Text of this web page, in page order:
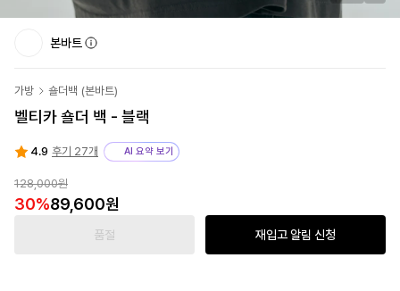
본바트
가방 숄더백 (본바트)
벨티카 숄더 백 - 블랙
4.9 후기 27개 AI 요약 보기
128,000원
30%89,600원
품절 재입고 알림 신청